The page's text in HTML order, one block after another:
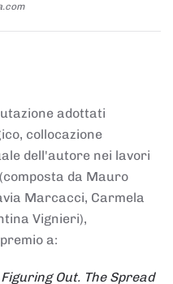
adottati
collocazione
dell'autore nei lavori
da Mauro
Marcacci, Carmela
Vignieri),
premio a:
Figuring Out. The Spread